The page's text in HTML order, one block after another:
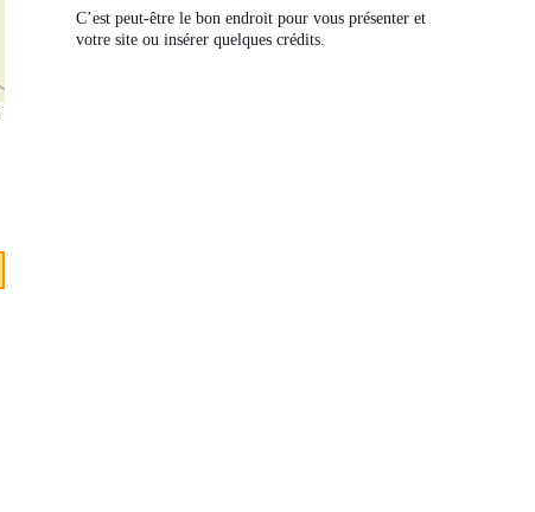
C’est peut-être le bon endroit pour vous présenter et
votre site ou insérer quelques crédits.